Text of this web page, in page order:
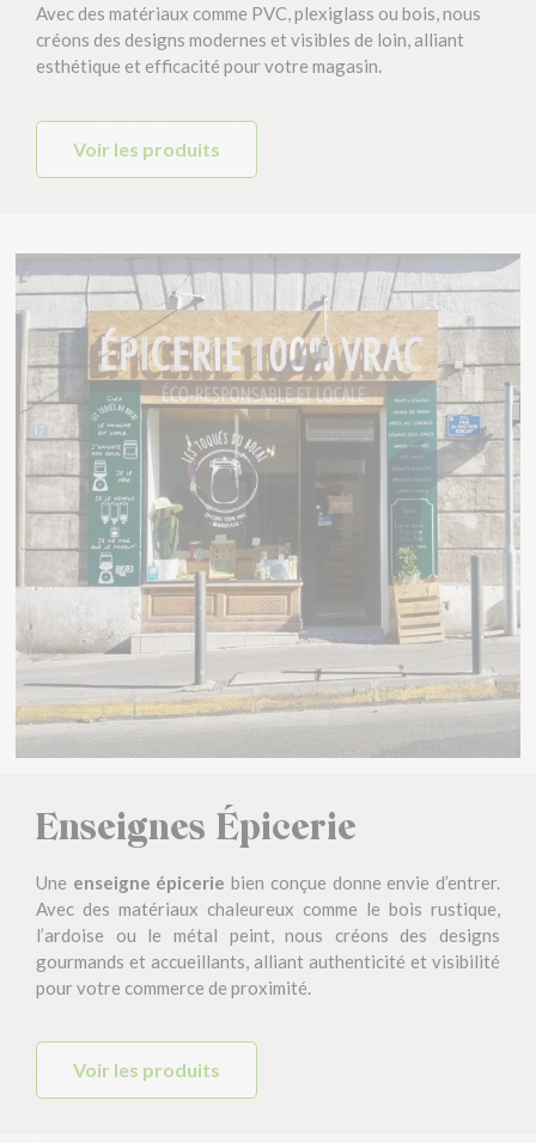
Avec des matériaux comme PVC, plexiglass ou bois, nous
créons des designs modernes et visibles de loin, alliant
esthétique et efficacité pour votre magasin.
Voir les produits
Enseignes Épicerie
Une enseigne épicerie bien conçue donne envie d’entrer.
Avec des matériaux chaleureux comme le bois rustique,
l’ardoise ou le métal peint, nous créons des designs
gourmands et accueillants, alliant authenticité et visibilité
pour votre commerce de proximité.
Voir les produits